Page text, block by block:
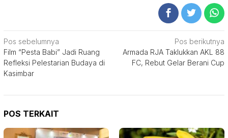
Navigasi
pos
Pos sebelumnya
Film “Pesta Babi” Jadi Ruang
Refleksi Pelestarian Budaya di
Kasimbar
Pos berikutnya
Armada RJA Taklukkan AKL 88
FC, Rebut Gelar Berani Cup
POS TERKAIT